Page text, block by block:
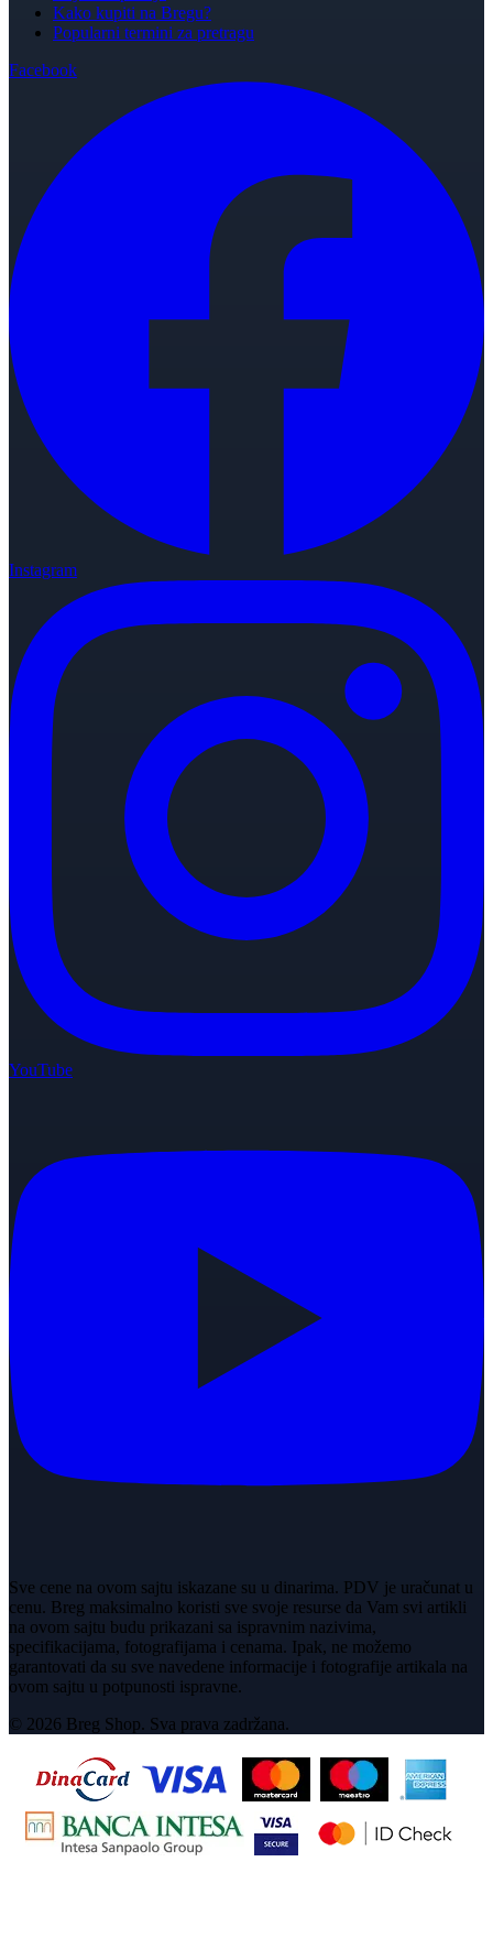
Kako kupiti na Bregu?
Popularni termini za pretragu
Facebook
Instagram
YouTube
Sve cene na ovom sajtu iskazane su u dinarima. PDV je uračunat u
cenu. Breg maksimalno koristi sve svoje resurse da Vam svi artikli
na ovom sajtu budu prikazani sa ispravnim nazivima,
specifikacijama, fotografijama i cenama. Ipak, ne možemo
garantovati da su sve navedene informacije i fotografije artikala na
ovom sajtu u potpunosti ispravne.
© 2026 Breg Shop. Sva prava zadržana.